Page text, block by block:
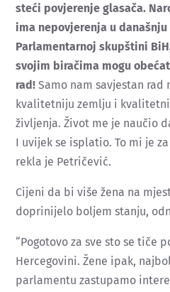
steći povjerenje glasača.
ima nepovjerenja u
Parlamentarnoj skupštini
svojim biračima mogu
rad! Samo nam savjestan
kvalitetniju zemlju i
življenja. Život me je naučio
I uvijek se isplatio. To mi je
rekla je Petričević.
Cijeni da bi više žena na
doprinijelo boljem stanju,
“Pogotovo za sve sto se tiče
Hercegovini. Žene ipak,
parlamentu zastupamo